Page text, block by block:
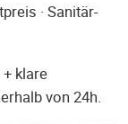
· Sanitär-
klare
von 24h.